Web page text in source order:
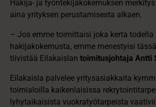
Hakija- ja työntekijäkokemuksen
aina yrityksen perustamisesta alkaen.
– Jos emme toimittaisi joka kerta todella
hakijakokemusta, emme menestyisi
tiivistää Eilakaislan toimitusjohtaja Antti
Eilakaisla palvelee yritysasiakkaita
toimialoilla kaikenlaisissa
lyhytaikaisista vuokratyötarpeista